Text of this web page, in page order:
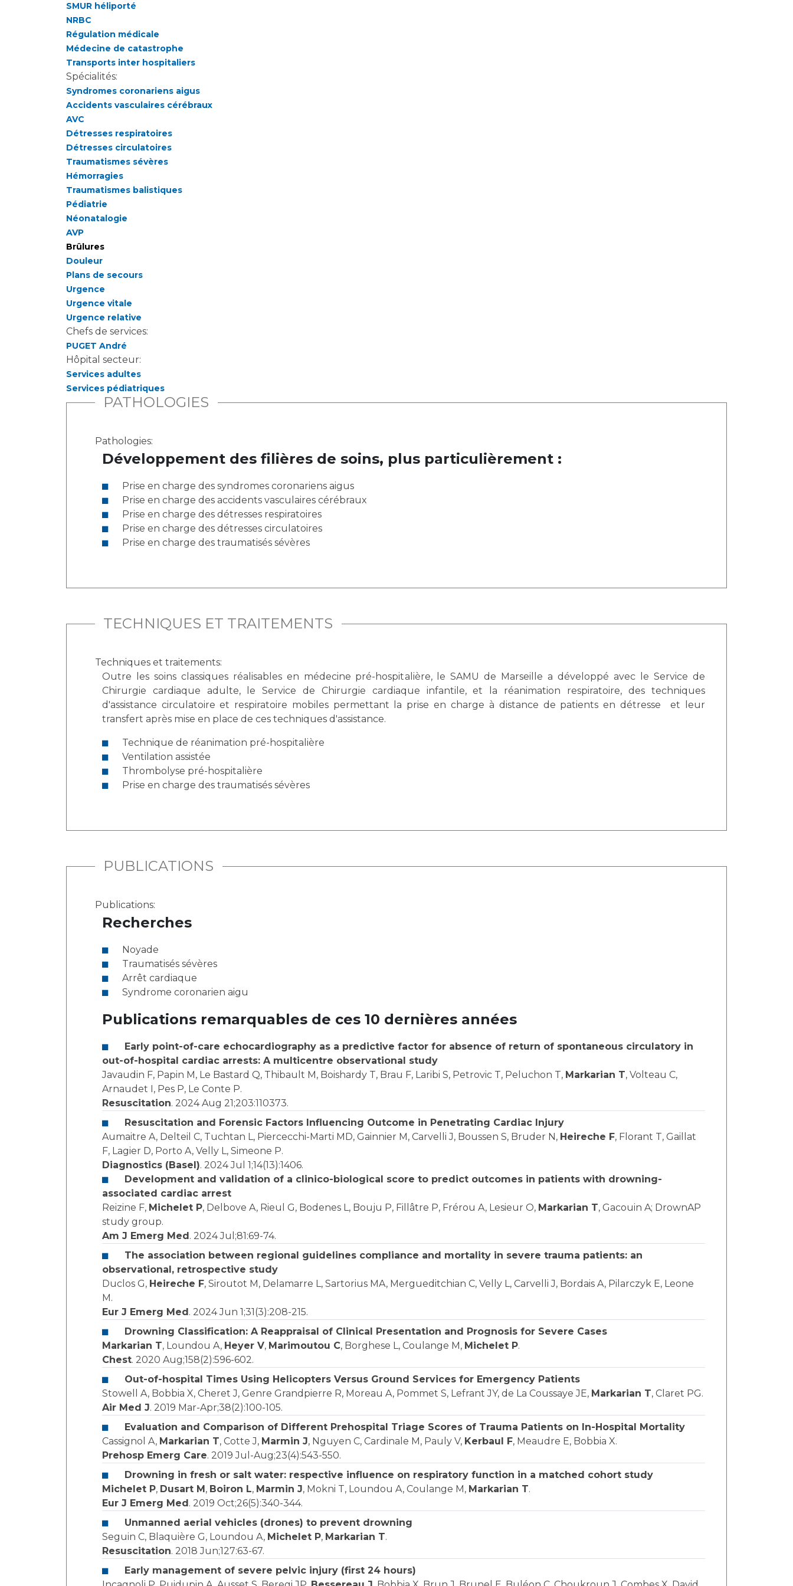
Laïcité et cultes
Les associations
Livret d'accueil
Salon des familles
Transports sanitaires
Vos droits, vos devoirs
Les structures de recherche
SMUR héliporté
NRBC
Régulation médicale
Médecine de catastrophe
Transports inter hospitaliers
Spécialités:
Syndromes coronariens aigus
Accidents vasculaires cérébraux
AVC
Détresses respiratoires
Détresses circulatoires
Traumatismes sévères
Hémorragies
Traumatismes balistiques
Pédiatrie
Néonatalogie
AVP
Brûlures
Douleur
Plans de secours
Urgence
Urgence vitale
Urgence relative
Chefs de services:
PUGET André
Hôpital secteur:
Services adultes
Services pédiatriques
PATHOLOGIES
Pathologies:
Développement des filières de soins, plus particulièrement :
Prise en charge des syndromes coronariens aigus
Prise en charge des accidents vasculaires cérébraux
Prise en charge des détresses respiratoires
Prise en charge des détresses circulatoires
Prise en charge des traumatisés sévères
TECHNIQUES ET TRAITEMENTS
Techniques et traitements:
Outre les soins classiques réalisables en médecine pré-hospitalière, le SAMU de Marseille a développé avec le Service de
Chirurgie cardiaque adulte, le Service de Chirurgie cardiaque infantile, et la réanimation respiratoire, des techniques
d'assistance circulatoire et respiratoire mobiles permettant la prise en charge à distance de patients en détresse et leur
transfert après mise en place de ces techniques d'assistance.
Technique de réanimation pré-hospitalière
Ventilation assistée
Thrombolyse pré-hospitalière
Prise en charge des traumatisés sévères
PUBLICATIONS
Publications:
Recherches
Noyade
Traumatisés sévères
Arrêt cardiaque
Syndrome coronarien aigu
Publications remarquables de ces 10 dernières années
Early point-of-care echocardiography as a predictive factor for absence of return of spontaneous circulatory in
out-of-hospital cardiac arrests: A multicentre observational study
Javaudin F, Papin M, Le Bastard Q, Thibault M, Boishardy T, Brau F, Laribi S, Petrovic T, Peluchon T, Markarian T, Volteau C,
Arnaudet I, Pes P, Le Conte P.
Resuscitation. 2024 Aug 21;203:110373.
Resuscitation and Forensic Factors Influencing Outcome in Penetrating Cardiac Injury
Aumaitre A, Delteil C, Tuchtan L, Piercecchi-Marti MD, Gainnier M, Carvelli J, Boussen S, Bruder N, Heireche F, Florant T, Gaillat
F, Lagier D, Porto A, Velly L, Simeone P.
Diagnostics (Basel). 2024 Jul 1;14(13):1406.
Development and validation of a clinico-biological score to predict outcomes in patients with drowning-
associated cardiac arrest
Reizine F, Michelet P, Delbove A, Rieul G, Bodenes L, Bouju P, Fillâtre P, Frérou A, Lesieur O, Markarian T, Gacouin A; DrownAP
study group.
Am J Emerg Med. 2024 Jul;81:69-74.
The association between regional guidelines compliance and mortality in severe trauma patients: an
observational, retrospective study
Duclos G, Heireche F, Siroutot M, Delamarre L, Sartorius MA, Mergueditchian C, Velly L, Carvelli J, Bordais A, Pilarczyk E, Leone
M.
Eur J Emerg Med. 2024 Jun 1;31(3):208-215.
Drowning Classification: A Reappraisal of Clinical Presentation and Prognosis for Severe Cases
Markarian T, Loundou A, Heyer V, Marimoutou C, Borghese L, Coulange M, Michelet P.
Chest. 2020 Aug;158(2):596-602.
Out-of-hospital Times Using Helicopters Versus Ground Services for Emergency Patients
Stowell A, Bobbia X, Cheret J, Genre Grandpierre R, Moreau A, Pommet S, Lefrant JY, de La Coussaye JE, Markarian T, Claret PG.
Air Med J. 2019 Mar-Apr;38(2):100-105.
Evaluation and Comparison of Different Prehospital Triage Scores of Trauma Patients on In-Hospital Mortality
Cassignol A, Markarian T, Cotte J, Marmin J, Nguyen C, Cardinale M, Pauly V, Kerbaul F, Meaudre E, Bobbia X.
Prehosp Emerg Care. 2019 Jul-Aug;23(4):543-550.
Drowning in fresh or salt water: respective influence on respiratory function in a matched cohort study
Michelet P, Dusart M, Boiron L, Marmin J, Mokni T, Loundou A, Coulange M, Markarian T.
Eur J Emerg Med. 2019 Oct;26(5):340-344.
Unmanned aerial vehicles (drones) to prevent drowning
Seguin C, Blaquière G, Loundou A, Michelet P, Markarian T.
Resuscitation. 2018 Jun;127:63-67.
Early management of severe pelvic injury (first 24 hours)